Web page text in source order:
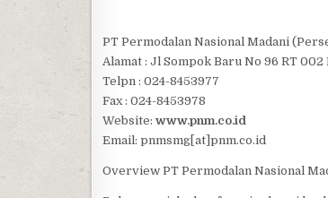
PT Permodalan Nasional Madani
Alamat : Jl Sompok Baru No 96 RT
Telpn : 024-8453977
Fax : 024-8453978
Website: www.pnm.co.id
Email: pnmsmg[at]pnm.co.id
Overview PT Permodalan Nasional